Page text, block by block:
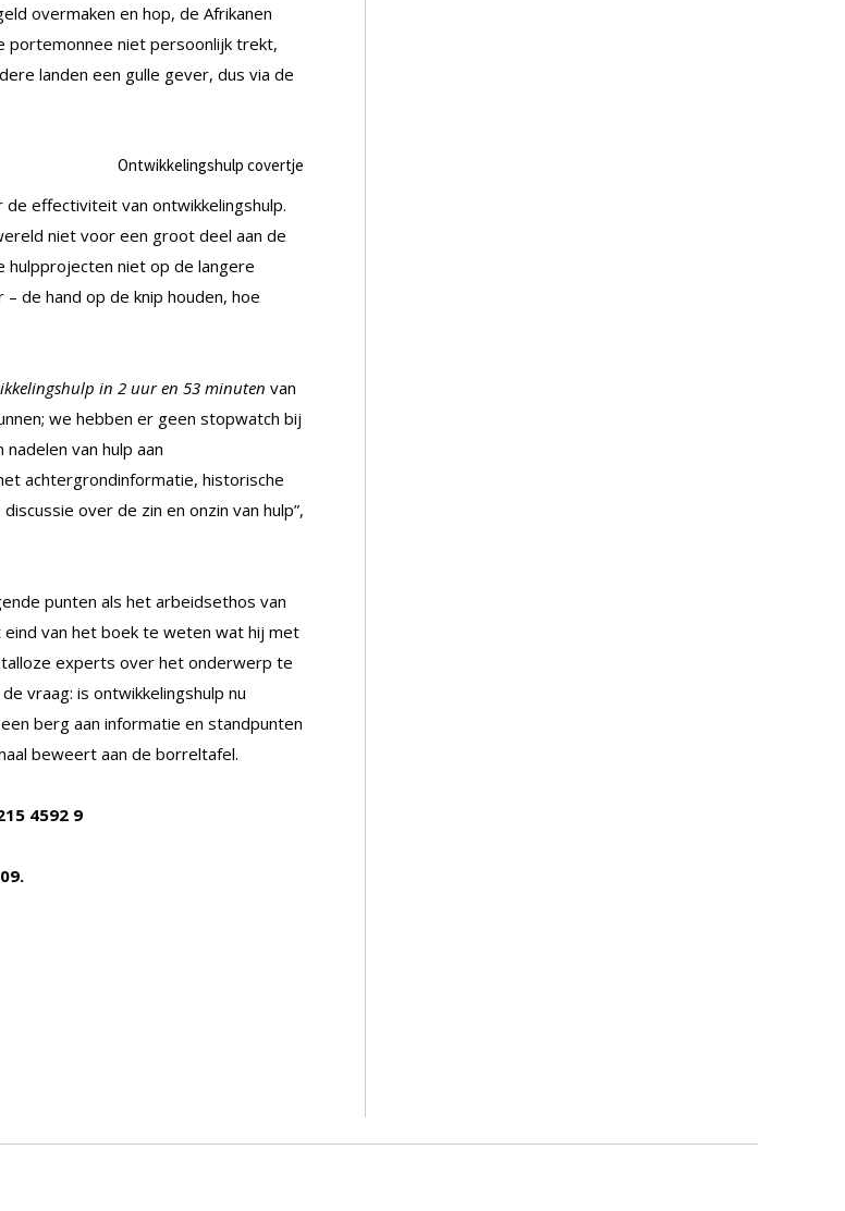
overmaken en hop, de Afrikanen
portemonnee niet persoonlijk trekt,
landen een gulle gever, dus via de
effectiviteit van ontwikkelingshulp.
niet voor een groot deel aan de
hulpprojecten niet op de langere
de hand op de knip houden, hoe
in 2 uur en 53 minuten van
we hebben er geen stopwatch bij
van hulp aan
achtergrondinformatie, historische
over de zin en onzin van hulp”,
punten als het arbeidsethos van
eind van het boek te weten wat hij met
talloze experts over het onderwerp te
vraag: is ontwikkelingshulp nu
berg aan informatie en standpunten
beweert aan de borreltafel.
4592 9